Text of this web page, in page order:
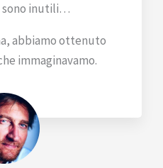
sono inutili…
abbiamo ottenuto
immaginavamo.